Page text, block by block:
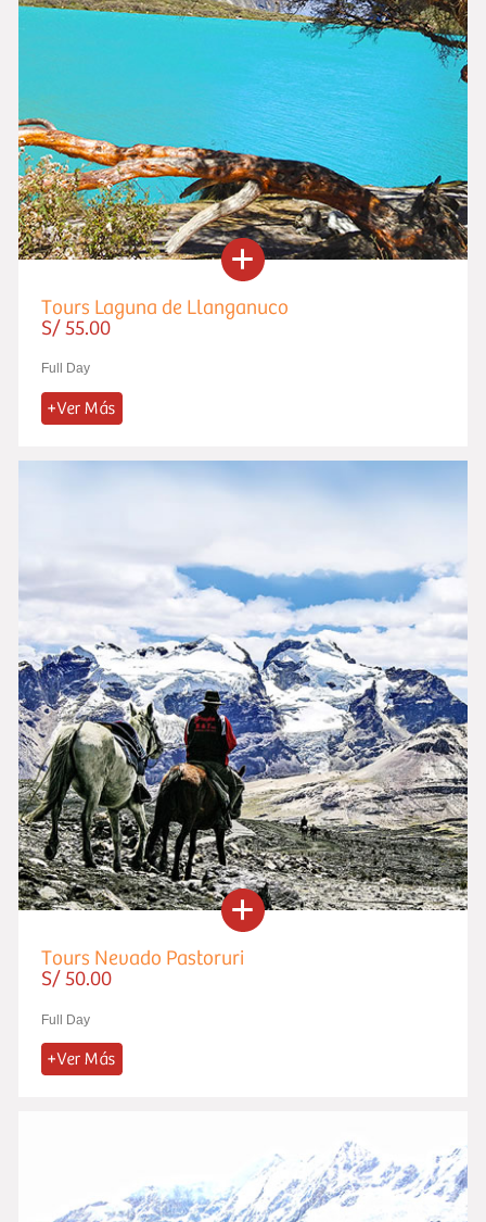
Tours Laguna de Llanganuco
S/ 55.00
Full Day
Tours Nevado Pastoruri
S/ 50.00
Full Day